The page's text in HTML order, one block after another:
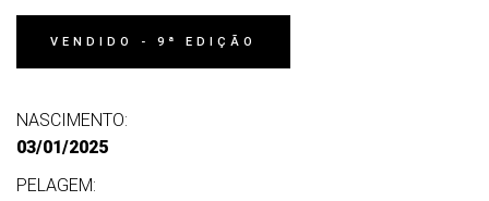
VENDIDO - 9ª EDIÇÃO
NASCIMENTO:
03/01/2025
PELAGEM: